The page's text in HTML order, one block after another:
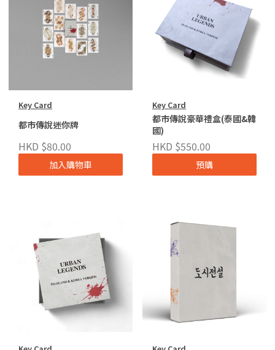
Key Card
都市傳說迷你牌
HKD $80.00
加入購物車
Key Card
都市傳說豪華禮盒(泰國&韓
國)
HKD $550.00
預購